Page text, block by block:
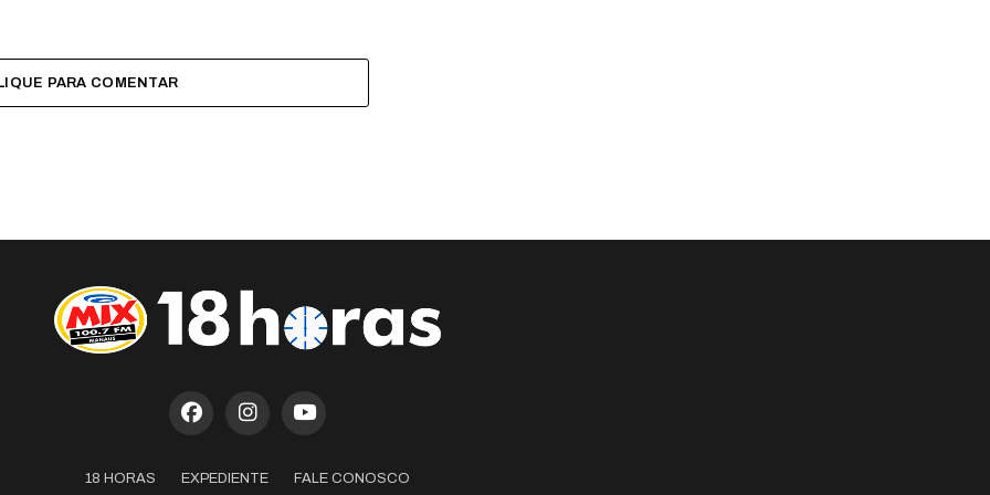
PARA COMENTAR
18 HORAS EXPEDIENTE FALE CONOSCO